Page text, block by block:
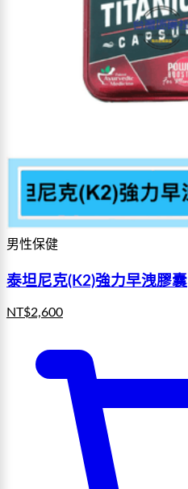
男性保健
泰坦尼克(K2)強力早洩膠囊
NT$2,600